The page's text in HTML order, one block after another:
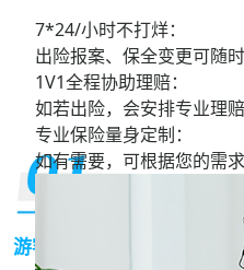
7*24/小时不打烊：
出险报案、保全变更可随
1V1全程协助理赔：
如若出险，会安排专业理
专业保险量身定制：
如有需要，可根据您的需
游客身故旅行社有过失